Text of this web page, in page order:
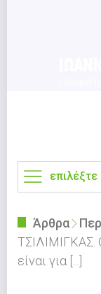
επιλέξτε
Άρθρα
ΤΣΙΛΙΜΙΓΚΑΣ.
είναι για [...]